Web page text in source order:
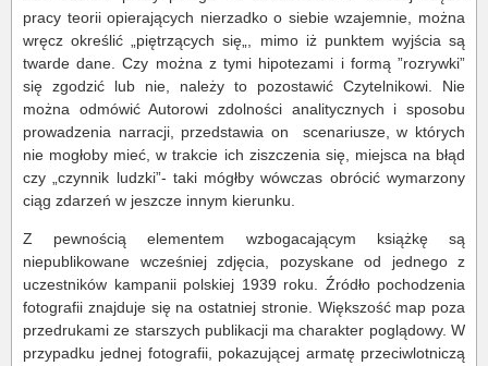
pracy teorii opierających nierzadko o siebie wzajemnie, można
wręcz określić „piętrzących się„, mimo iż punktem wyjścia są
twarde dane. Czy można z tymi hipotezami i formą ”rozrywki”
się zgodzić lub nie, należy to pozostawić Czytelnikowi. Nie
można odmówić Autorowi zdolności analitycznych i sposobu
prowadzenia narracji, przedstawia on
scenariusze, w których
nie mogłoby mieć, w trakcie ich ziszczenia się, miejsca na błąd
czy „czynnik ludzki”- taki mógłby wówczas obrócić wymarzony
ciąg zdarzeń w jeszcze innym kierunku.
Z pewnością elementem wzbogacającym książkę są
niepublikowane wcześniej zdjęcia, pozyskane od jednego z
uczestników kampanii polskiej 1939 roku. Źródło pochodzenia
fotografii znajduje się na ostatniej stronie. Większość map poza
przedrukami ze starszych publikacji ma charakter poglądowy. W
przypadku jednej fotografii, pokazującej armatę przeciwlotniczą